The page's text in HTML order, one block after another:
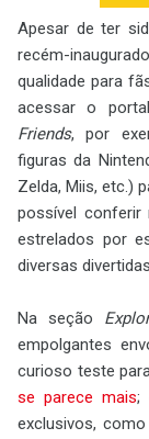
Apesar de ter
recém-
qualidade para
acessar o
Friends, por
figuras da
Zelda, Miis, etc.)
possível conferir
estrelados por
diversas
Na seção
empolgantes
curioso teste
se parece mais;
exclusivos,